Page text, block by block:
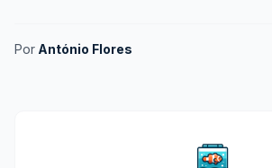
Por António Flores